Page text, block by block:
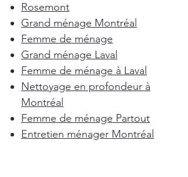
Rosemont
Grand ménage Montréal
Femme de ménage
Grand ménage Laval
Femme de ménage à Laval
Nettoyage en profondeur à
Montréal
Femme de ménage Partout
Entretien ménager Montréal